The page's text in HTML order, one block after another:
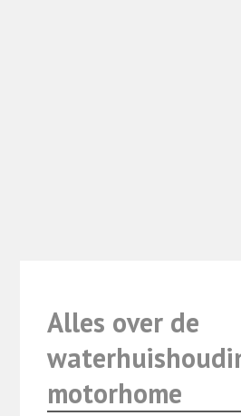
Alles over de
motorhome